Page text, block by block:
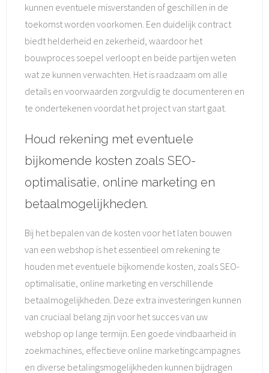
kunnen eventuele misverstanden of geschillen in de
toekomst worden voorkomen. Een duidelijk contract
biedt helderheid en zekerheid, waardoor het
bouwproces soepel verloopt en beide partijen weten
wat ze kunnen verwachten. Het is raadzaam om alle
details en voorwaarden zorgvuldig te documenteren en
te ondertekenen voordat het project van start gaat.
Houd rekening met eventuele
bijkomende kosten zoals SEO-
optimalisatie, online marketing en
betaalmogelijkheden.
Bij het bepalen van de kosten voor het laten bouwen
van een webshop is het essentieel om rekening te
houden met eventuele bijkomende kosten, zoals SEO-
optimalisatie, online marketing en verschillende
betaalmogelijkheden. Deze extra investeringen kunnen
van cruciaal belang zijn voor het succes van uw
webshop op lange termijn. Een goede vindbaarheid in
zoekmachines, effectieve online marketingcampagnes
en diverse betalingsmogelijkheden kunnen bijdragen